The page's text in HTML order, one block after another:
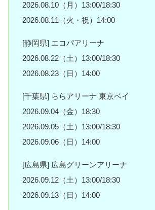
2026.08.10（月）13:00/18:30
2026.08.11（火・祝）14:00
[静岡県] エコパアリーナ
2026.08.22（土）13:00/18:30
2026.08.23（日）14:00
[千葉県] ららアリーナ 東京ベイ
2026.09.04（金）18:30
2026.09.05（土）13:00/18:30
2026.09.06（日）14:00
[広島県] 広島グリーンアリーナ
2026.09.12（土）13:00/18:30
2026.09.13（日）14:00